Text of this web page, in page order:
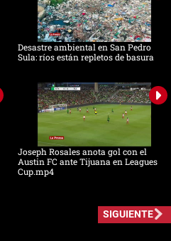
Desastre ambiental en San Pedro
Sula: ríos están repletos de basura
Joseph Rosales anota gol con el
Austin FC ante Tijuana en Leagues
Cup.mp4
SIGUIENTE